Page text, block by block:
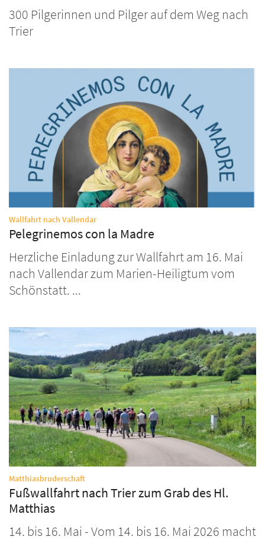
300 Pilgerinnen und Pilger auf dem Weg nach
Trier
Wallfahrt nach Vallendar:
Pelegrinemos con la Madre
Herzliche Einladung zur Wallfahrt am 16. Mai
nach Vallendar zum Marien-Heiligtum vom
Schönstatt. ...
Matthiasbruderschaft:
Fußwallfahrt nach Trier zum Grab des Hl.
Matthias
14. bis 16. Mai - Vom 14. bis 16. Mai 2026 macht